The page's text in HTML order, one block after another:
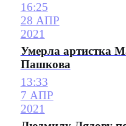
16:25
28 АПР
2021
Умерла артистка
Пашкова
13:33
7 АПР
2021